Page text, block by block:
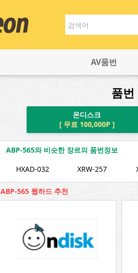
AV품번
품번
온디스크
[ 무료 100,000P ]
ABP-565와 비슷한 장르의 품번정보
HXAD-032
XRW-257
ABP-565 웹하드 추천